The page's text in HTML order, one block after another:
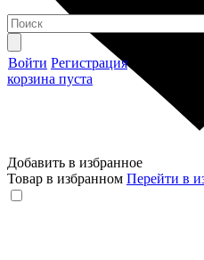
Войти Регистрация
корзина пуста
Добавить в избранное
Товар в избранном Перейти в